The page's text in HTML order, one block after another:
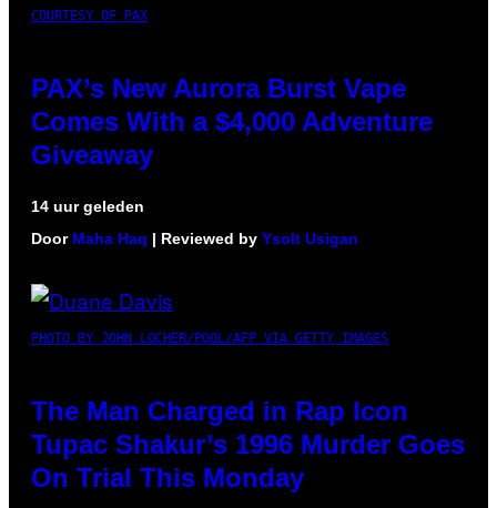
COURTESY OF PAX
PAX’s New Aurora Burst Vape
Comes With a $4,000 Adventure
Giveaway
14 uur geleden
Door Maha Haq | Reviewed by Ysolt Usigan
PHOTO BY JOHN LOCHER/POOL/AFP VIA GETTY IMAGES
The Man Charged in Rap Icon
Tupac Shakur’s 1996 Murder Goes
On Trial This Monday